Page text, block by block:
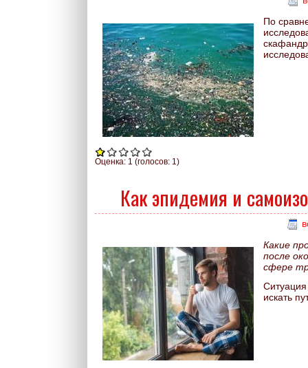
По
Оценка: 1 (голосов: 1)
Как эпидемия и
Какие
после
сфере
Ситуация
искать